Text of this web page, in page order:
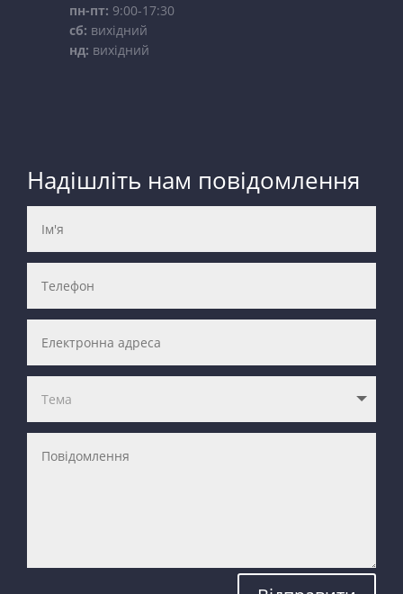
пн-пт: 9:00-17:30
сб: вихідний
нд: вихідний
Надішліть нам повідомлення